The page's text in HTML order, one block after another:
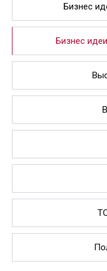
Бизнес
Бизнес